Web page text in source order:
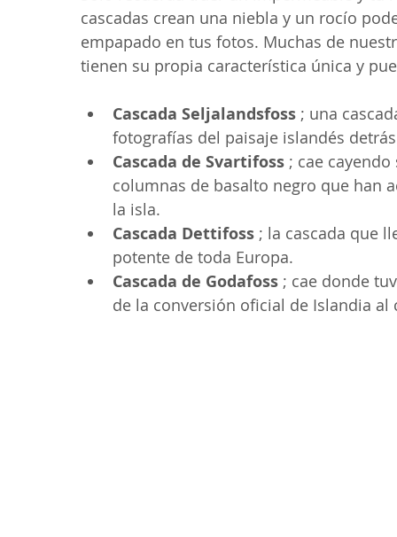
cascadas crean una niebla y un rocío
empapado en tus fotos. Muchas de
tienen su propia característica única y
Cascada Seljalandsfoss ; una
fotografías del paisaje islandés
Cascada de Svartifoss ; cae
columnas de basalto negro que han
la isla.
Cascada Dettifoss ; la cascada que
potente de toda Europa.
Cascada de Godafoss ; cae donde
de la conversión oficial de Islandia al